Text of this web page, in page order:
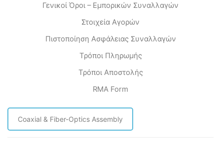
Γενικοί Όροι – Εμπορικών Συναλλαγών
Στοιχεία Αγορών
Πιστοποίηση Ασφάλειας Συναλλαγών
Τρόποι Πληρωμής
Τρόποι Αποστολής
RMA Form
Coaxial & Fiber-Optics Assembly